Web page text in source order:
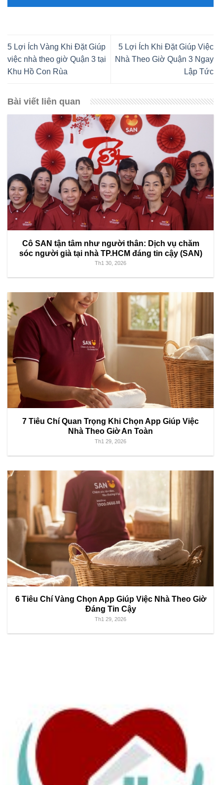
5 Lợi Ích Vàng Khi Đặt Giúp
việc nhà theo giờ Quận 3 tại
Khu Hồ Con Rùa
5 Lợi Ích Khi Đặt Giúp Việc
Nhà Theo Giờ Quận 3 Ngay
Lập Tức
Bài viết liên quan
Cô SAN tận tâm như người thân: Dịch vụ chăm
sóc người già tại nhà TP.HCM đáng tin cậy (SAN)
Th1 30, 2026
7 Tiêu Chí Quan Trọng Khi Chọn App Giúp Việc
Nhà Theo Giờ An Toàn
Th1 29, 2026
6 Tiêu Chí Vàng Chọn App Giúp Việc Nhà Theo Giờ
Đáng Tin Cậy
Th1 29, 2026